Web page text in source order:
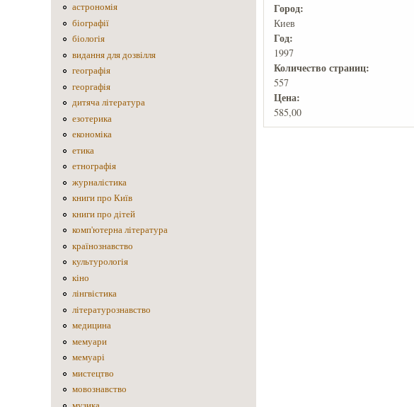
Город:
Киев
Год:
1997
Количеcтво страниц:
557
Цена:
585,00
астрономія
біографії
біологія
видання для дозвілля
географія
георгафія
дитяча література
езотерика
економіка
етика
етнографія
журналістика
книги про Київ
книги про дітей
комп'ютерна література
країнознавство
культурологія
кіно
лінгвістика
літературознавство
медицина
мемуари
мемуарі
мистецтво
мовознавство